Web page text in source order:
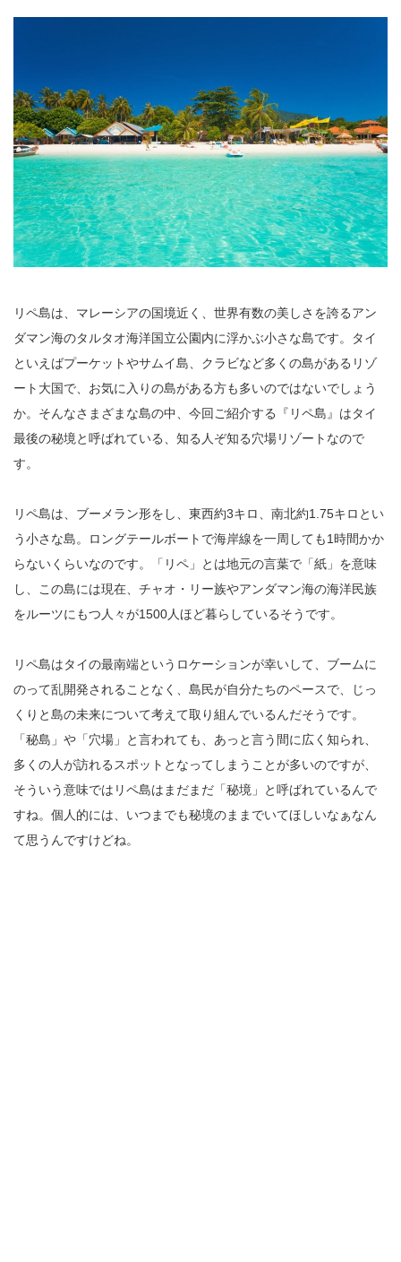
リペ島は、マレーシアの国境近く、世界有数の美しさを誇るアン
ダマン海のタルタオ海洋国立公園内に浮かぶ小さな島です。タイ
といえばプーケットやサムイ島、クラビなど多くの島があるリゾ
ート大国で、お気に入りの島がある方も多いのではないでしょう
か。そんなさまざまな島の中、今回ご紹介する『リペ島』はタイ
最後の秘境と呼ばれている、知る人ぞ知る穴場リゾートなので
す。
リペ島は、ブーメラン形をし、東西約3キロ、南北約1.75キロとい
う小さな島。ロングテールボートで海岸線を一周しても1時間かか
らないくらいなのです。「リペ」とは地元の言葉で「紙」を意味
し、この島には現在、チャオ・リー族やアンダマン海の海洋民族
をルーツにもつ人々が1500人ほど暮らしているそうです。
リペ島はタイの最南端というロケーションが幸いして、ブームに
のって乱開発されることなく、島民が自分たちのペースで、じっ
くりと島の未来について考えて取り組んでいるんだそうです。
「秘島」や「穴場」と言われても、あっと言う間に広く知られ、
多くの人が訪れるスポットとなってしまうことが多いのですが、
そういう意味ではリペ島はまだまだ「秘境」と呼ばれているんで
すね。個人的には、いつまでも秘境のままでいてほしいなぁなん
て思うんですけどね。